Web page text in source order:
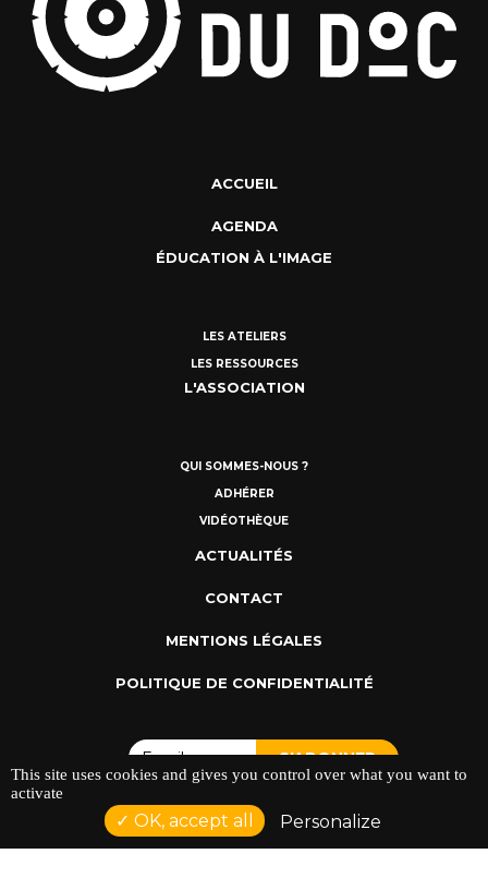
ACCUEIL
AGENDA
ÉDUCATION À L'IMAGE
LES ATELIERS
LES RESSOURCES
L'ASSOCIATION
QUI SOMMES-NOUS ?
ADHÉRER
VIDÉOTHÈQUE
ACTUALITÉS
CONTACT
MENTIONS LÉGALES
POLITIQUE DE CONFIDENTIALITÉ
ADRESSE : 128 AVENUE DU SERGENT MAGINOT 35000
This site uses cookies and gives you control over what you want to
activate
OK, accept all Personalize